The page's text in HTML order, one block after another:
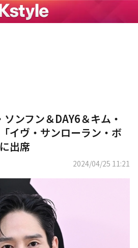
ソンフン＆DAY6＆キム・
イヴ・サンローラン・ボ
出席
2024/04/25 11:21